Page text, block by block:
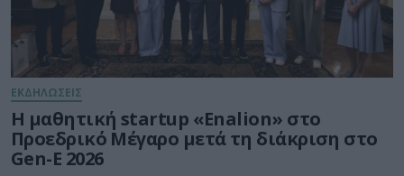
ΕΚΔΗΛΩΣΕΙΣ
Η μαθητική startup «Enalion» στο
Προεδρικό Μέγαρο μετά τη διάκριση στο
Gen-E 2026